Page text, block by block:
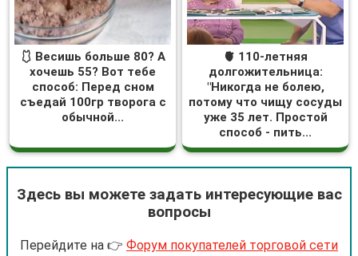
🩱 Весишь больше 80? А
хочешь 55? Вот тебе
способ: Перед сном
съедай 100гр творога с
обычной...
🫀 110-летняя
долгожительница:
"Никогда не болею,
потому что чищу сосуды
уже 35 лет. Простой
способ - пить...
Здесь вы можете задать интересующие вас
вопросы
Перейдите на 👉 Форум покупателей торговой сети